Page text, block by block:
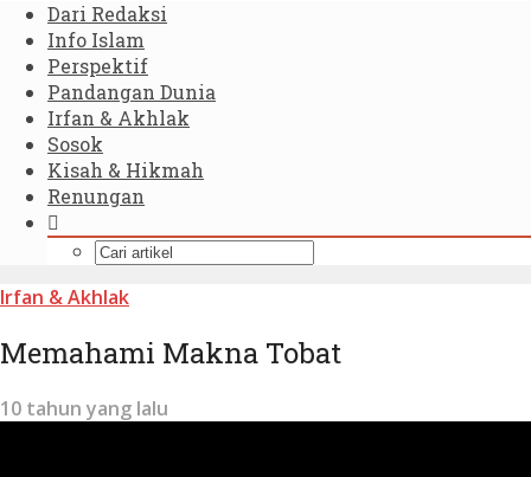
Dari Redaksi
Info Islam
Perspektif
Pandangan Dunia
Irfan & Akhlak
Sosok
Kisah & Hikmah
Renungan
Irfan & Akhlak
Memahami Makna Tobat
10 tahun yang lalu